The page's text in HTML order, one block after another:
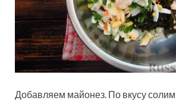
Добавляем майонез. По вкусу